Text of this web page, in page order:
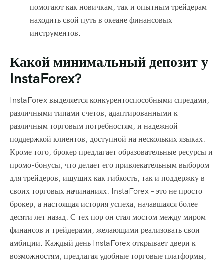
помогают как новичкам, так и опытным трейдерам
находить свой путь в океане финансовых
инструментов.
Какой минимальный депозит у
InstaForex?
InstaForex выделяется конкурентоспособными спредами,
различными типами счетов, адаптированными к
различным торговым потребностям, и надежной
поддержкой клиентов, доступной на нескольких языках.
Кроме того, брокер предлагает образовательные ресурсы и
промо-бонусы, что делает его привлекательным выбором
для трейдеров, ищущих как гибкость, так и поддержку в
своих торговых начинаниях. InstaForex – это не просто
брокер, а настоящая история успеха, начавшаяся более
десяти лет назад. С тех пор он стал мостом между миром
финансов и трейдерами, желающими реализовать свои
амбиции. Каждый день InstaForex открывает двери к
возможностям, предлагая удобные торговые платформы,